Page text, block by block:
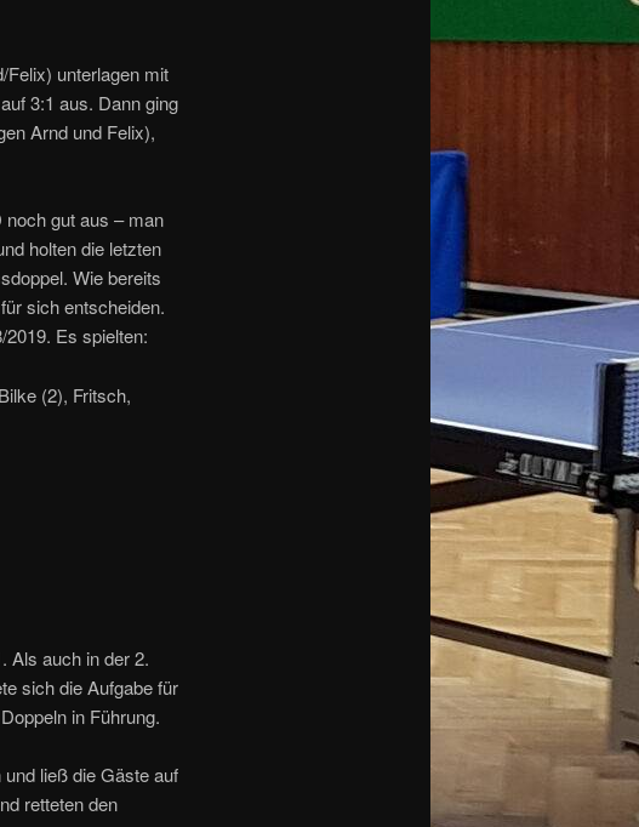
Felix) unterlagen mit
3:1 aus. Dann ging
Arnd und Felix),
gut aus – man
holten die letzten
Wie bereits
sich entscheiden.
Es spielten:
(2), Fritsch,
Als auch in der 2.
sich die Aufgabe für
in Führung.
ließ die Gäste auf
retteten den